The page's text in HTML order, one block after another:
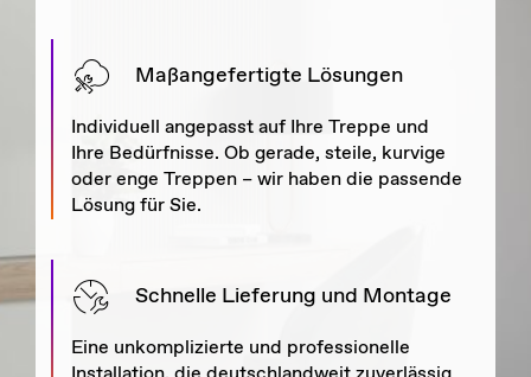
Maßangefertigte Lösungen
Individuell angepasst auf Ihre Treppe und
Ihre Bedürfnisse. Ob gerade, steile, kurvige
oder enge Treppen – wir haben die passende
Lösung für Sie.
Schnelle Lieferung und Montage
Eine unkomplizierte und professionelle